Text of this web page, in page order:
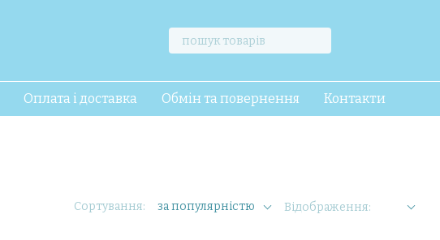
Оплата і доставка Обмін та повернення Контакти
Сортування: за популярністю Відображення: